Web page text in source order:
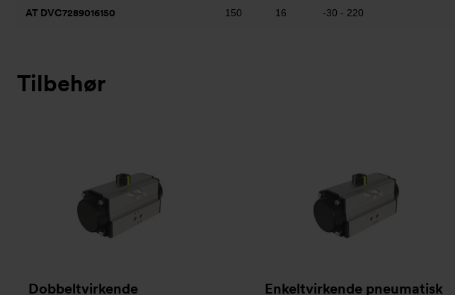
AT DVC7289016150 150 16 -30 - 220
Tilbehør
Dobbeltvirkende
Enkeltvirkende pneumatisk